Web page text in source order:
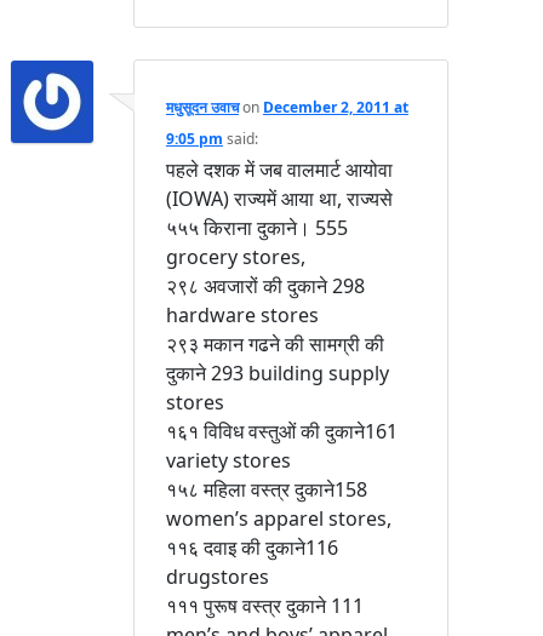
मधुसूदन उवाचon December 2, 2011 at
9:05 pm said:
पहले दशक में जब वालमार्ट आयोवा
(IOWA) राज्यमें आया था, राज्यसे
५५५ किराना दुकाने। 555
grocery stores,
२९८ अवजारों की दुकाने 298
hardware stores
२९३ मकान गढने की सामग्री की
दुकाने 293 building supply
stores
१६१ विविध वस्तुओं की दुकाने161
variety stores
१५८ महिला वस्त्र दुकाने158
women’s apparel stores,
११६ दवाइ की दुकाने116
drugstores
१११ पुरूष वस्त्र दुकाने 111